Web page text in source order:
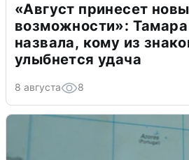
«Август принесет
возможности»: Тамара
назвала, кому из
улыбнется удача
8 августа 8